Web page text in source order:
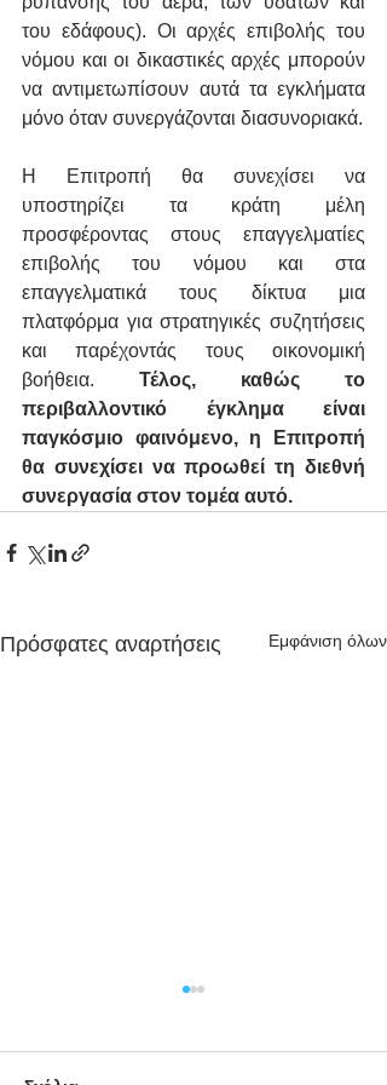
του εδάφους). Οι αρχές επιβολής του
νόμου και οι δικαστικές αρχές μπορούν
να αντιμετωπίσουν αυτά τα εγκλήματα
μόνο όταν συνεργάζονται διασυνοριακά.
Η Επιτροπή θα συνεχίσει να
υποστηρίζει τα κράτη μέλη
προσφέροντας στους επαγγελματίες
επιβολής του νόμου και στα
επαγγελματικά τους δίκτυα μια
πλατφόρμα για στρατηγικές συζητήσεις
και παρέχοντάς τους οικονομική
βοήθεια. Τέλος, καθώς το
περιβαλλοντικό έγκλημα είναι
παγκόσμιο φαινόμενο, η Επιτροπή
θα συνεχίσει να προωθεί τη διεθνή
συνεργασία στον τομέα αυτό.
Πρόσφατες αναρτήσεις Εμφάνιση όλων